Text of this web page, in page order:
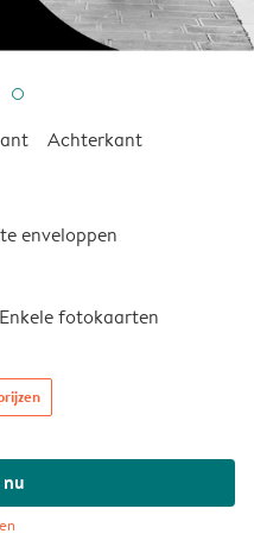
Achterkant
enveloppen
Enkele fotokaarten